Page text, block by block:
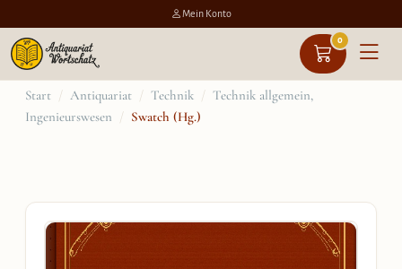
Mein Konto
0
Zum
Inhalt
Start / Antiquariat / Technik / Technik allgemein,
Ingenieurswesen / Swatch (Hg.)